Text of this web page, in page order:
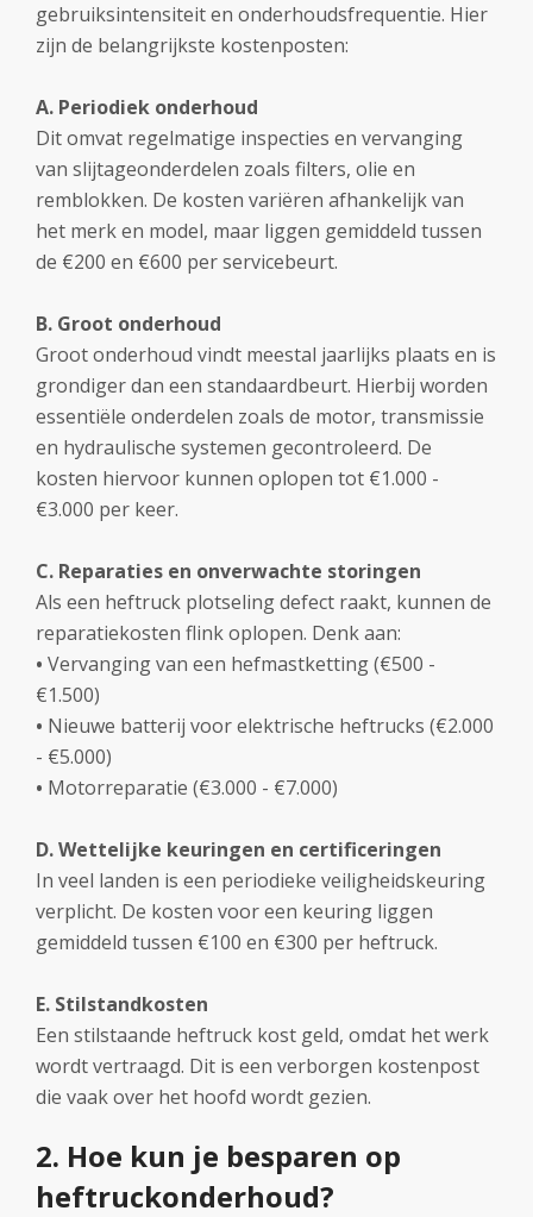
gebruiksintensiteit en onderhoudsfrequentie. Hier
zijn de belangrijkste kostenposten:
A. Periodiek onderhoud
Dit omvat regelmatige inspecties en vervanging
van slijtageonderdelen zoals filters, olie en
remblokken. De kosten variëren afhankelijk van
het merk en model, maar liggen gemiddeld tussen
de €200 en €600 per servicebeurt.
B. Groot onderhoud
Groot onderhoud vindt meestal jaarlijks plaats en is
grondiger dan een standaardbeurt. Hierbij worden
essentiële onderdelen zoals de motor, transmissie
en hydraulische systemen gecontroleerd. De
kosten hiervoor kunnen oplopen tot €1.000 -
€3.000 per keer.
C. Reparaties en onverwachte storingen
Als een heftruck plotseling defect raakt, kunnen de
reparatiekosten flink oplopen. Denk aan:
• Vervanging van een hefmastketting (€500 -
€1.500)
• Nieuwe batterij voor elektrische heftrucks (€2.000
- €5.000)
• Motorreparatie (€3.000 - €7.000)
D. Wettelijke keuringen en certificeringen
In veel landen is een periodieke veiligheidskeuring
verplicht. De kosten voor een keuring liggen
gemiddeld tussen €100 en €300 per heftruck.
E. Stilstandkosten
Een stilstaande heftruck kost geld, omdat het werk
wordt vertraagd. Dit is een verborgen kostenpost
die vaak over het hoofd wordt gezien.
2. Hoe kun je besparen op
heftruckonderhoud?